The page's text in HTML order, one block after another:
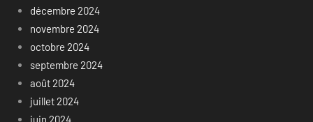
décembre 2024
novembre 2024
octobre 2024
septembre 2024
août 2024
juillet 2024
juin 2024